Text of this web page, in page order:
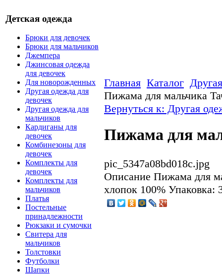
Детская одежда
Брюки для девочек
Брюки для мальчиков
Джемпера
Джинсовая одежда
для девочек
Для новорожденных
Другая одежда для
девочек
Другая одежда для
мальчиков
Кардиганы для
девочек
Комбинезоны для
девочек
Комплекты для
девочек
Комплекты для
мальчиков
Платья
Постельные
принадлежности
Рюкзаки и сумочки
Свитера для
мальчиков
Толстовки
Футболки
Шапки
Главная Каталог
Пижама для мальчика
Вернуться к: Другая
Пижама для
pic_5347a08bd018c.jpg
Описание Пижама для
хлопок 100%